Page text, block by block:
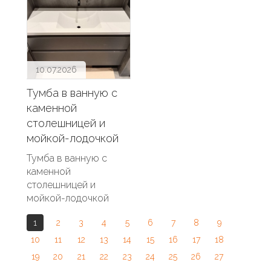
10.07.2026
Тумба в ванную с
каменной
столешницей и
мойкой-лодочкой
Тумба в ванную с
каменной
столешницей и
мойкой-лодочкой
1 2 3 4 5 6 7 8
9
10
11 12 13 14 15 16 17
18
19
20 21 22 23 24 25 26
27